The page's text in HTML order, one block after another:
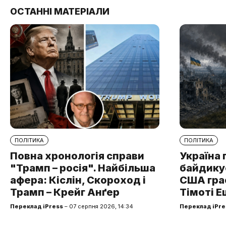
ОСТАННІ МАТЕРІАЛИ
ПОЛІТИКА
Повна хронологія справи
"Трамп – росія". Найбільша
афера: Кіслін, Скороход і
Трамп – Крейг Анґер
Переклад iPress – 07 серпня 2026, 14:34
ПОЛІТИКА
Україна
США
Тімоті
Переклад